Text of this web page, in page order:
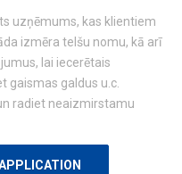
uzņēmums, kas klientiem
izmēra telšu nomu, kā arī
lai iecerētais
gaismas galdus u.c.
radiet neaizmirstamu